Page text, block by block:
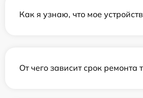
Как я узнаю, что мое
От чего зависит срок ремонта